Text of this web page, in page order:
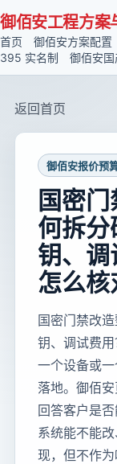
御佰安工程方案
首页 御佰安方案配置
395 实名制
御佰安
返回首页
御佰安报价预
国密
何拆
钥、
怎么
国密门禁改
钥、调试费
一个设备或
落地。御佰
回答客户是
系统能不能
现，但不作